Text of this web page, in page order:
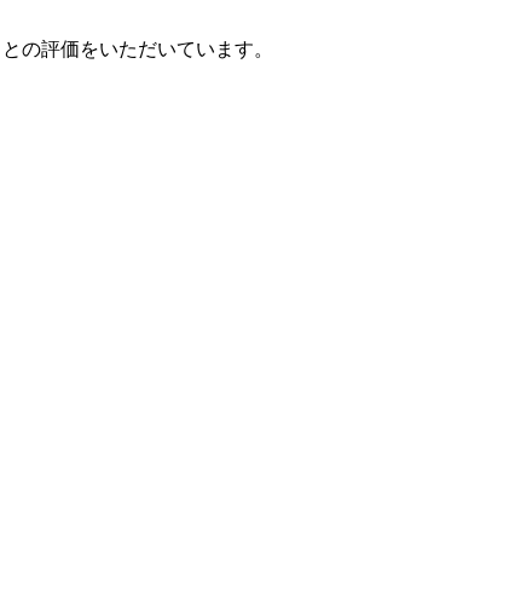
の評価をいただいています。